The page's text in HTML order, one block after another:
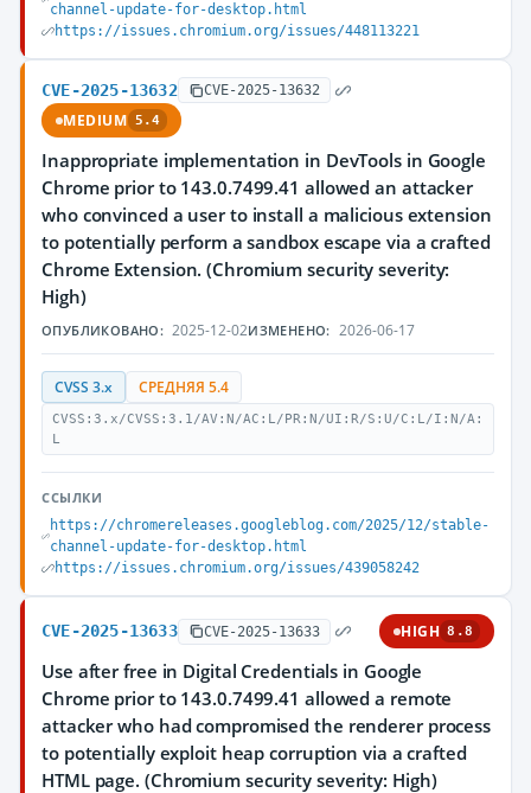
channel-update-for-desktop.html
https://issues.chromium.org/issues/448113221
CVE-2025-13632 CVE-2025-13632
MEDIUM 5.4
Inappropriate implementation in DevTools in Google
Chrome prior to 143.0.7499.41 allowed an attacker
who convinced a user to install a malicious extension
to potentially perform a sandbox escape via a crafted
Chrome Extension. (Chromium security severity:
High)
ОПУБЛИКОВАНО: 2025-12-02ИЗМЕНЕНО: 2026-06-17
CVSS 3.x СРЕДНЯЯ 5.4
CVSS:3.x/CVSS:3.1/AV:N/AC:L/PR:N/UI:R/S:U/C:L/I:N/A:
L
ССЫЛКИ
https://chromereleases.googleblog.com/2025/12/stable-
channel-update-for-desktop.html
https://issues.chromium.org/issues/439058242
CVE-2025-13633 CVE-2025-13633 HIGH 8.8
Use after free in Digital Credentials in Google
Chrome prior to 143.0.7499.41 allowed a remote
attacker who had compromised the renderer process
to potentially exploit heap corruption via a crafted
HTML page. (Chromium security severity: High)